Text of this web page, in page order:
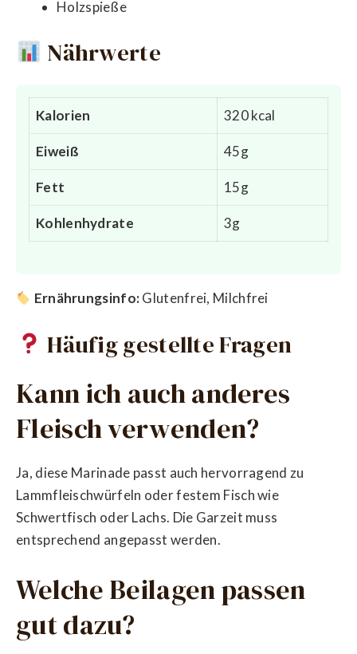
Holzspieße
Nährwerte
Kalorien 320 kcal
Eiweiß 45g
Fett 15g
Kohlenhydrate 3g
Ernährungsinfo:Glutenfrei, Milchfrei
Häufig gestellte Fragen
Kann ich auch anderes
Fleisch verwenden?
Ja, diese Marinade passt auch hervorragend zu
Lammfleischwürfeln oder festem Fisch wie
Schwertfisch oder Lachs. Die Garzeit muss
entsprechend angepasst werden.
Welche Beilagen passen
gut dazu?